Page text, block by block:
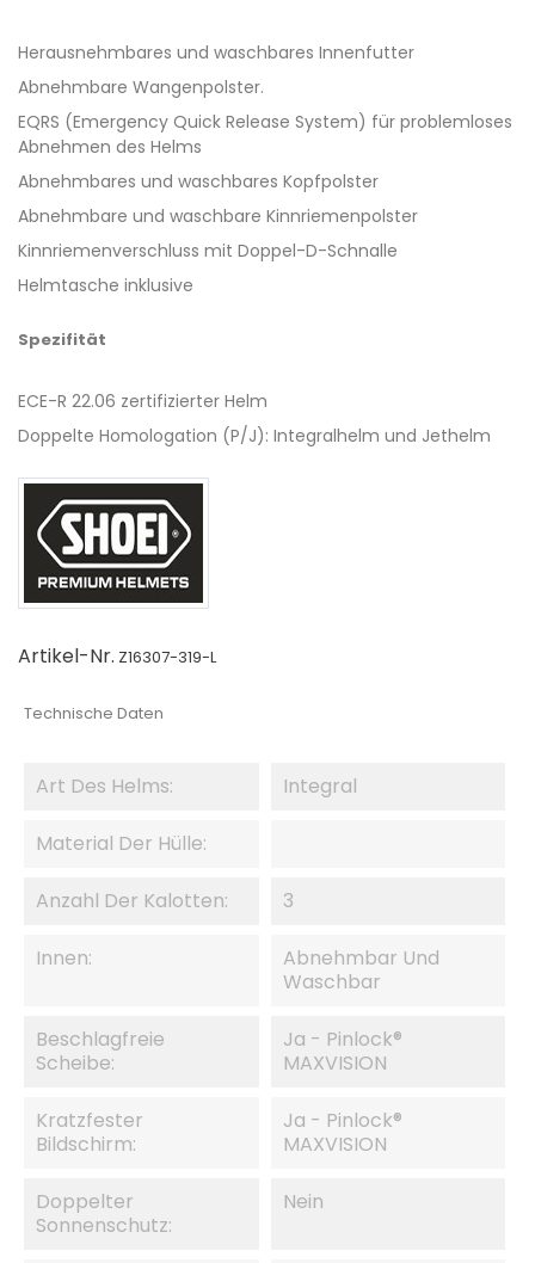
Herausnehmbares und waschbares Innenfutter
Abnehmbare Wangenpolster.
EQRS (Emergency Quick Release System) für problemloses
Abnehmen des Helms
Abnehmbares und waschbares Kopfpolster
Abnehmbare und waschbare Kinnriemenpolster
Kinnriemenverschluss mit Doppel-D-Schnalle
Helmtasche inklusive
Spezifität
ECE-R 22.06 zertifizierter Helm
Doppelte Homologation (P/J): Integralhelm und Jethelm
Artikel-Nr. Z16307-319-L
Technische Daten
Art Des Helms: Integral
Material Der Hülle:
Anzahl Der Kalotten: 3
Innen:
Abnehmbar Und
Waschbar
Beschlagfreie
Scheibe:
Ja - Pinlock®
MAXVISION
Kratzfester
Bildschirm:
Ja - Pinlock®
MAXVISION
Doppelter
Sonnenschutz:
Nein